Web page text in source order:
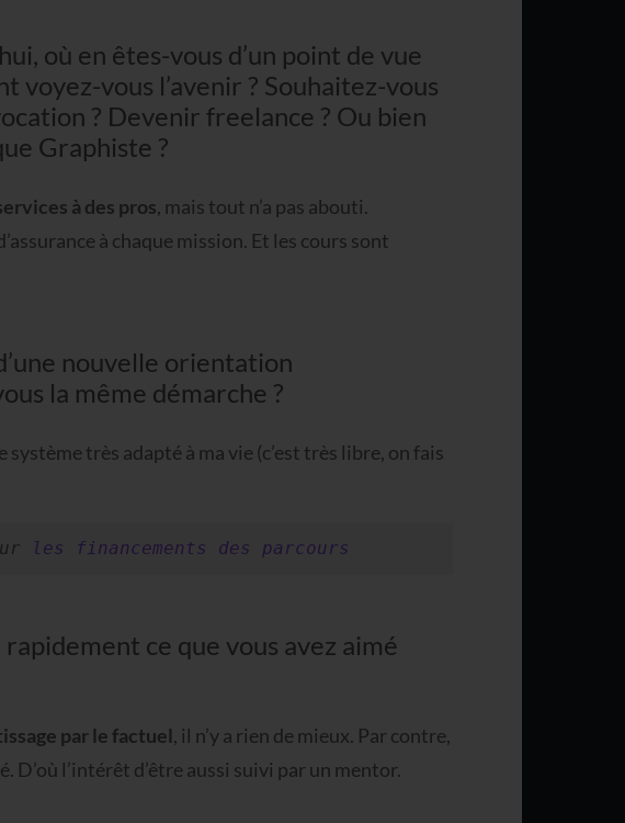
où en êtes-vous d’un point de vue
voyez-vous l’avenir ? Souhaitez-vous
? Devenir freelance ? Ou bien
Graphiste ?
à des pros, mais tout n’a pas abouti.
à chaque mission. Et les cours sont
nouvelle orientation
la même démarche ?
système très adapté à ma vie (c’est très libre, on fais
les financements des parcours
ce que vous avez aimé
par le factuel, il n’y a rien de mieux. Par contre,
D’où l’intérêt d’être aussi suivi par un mentor.